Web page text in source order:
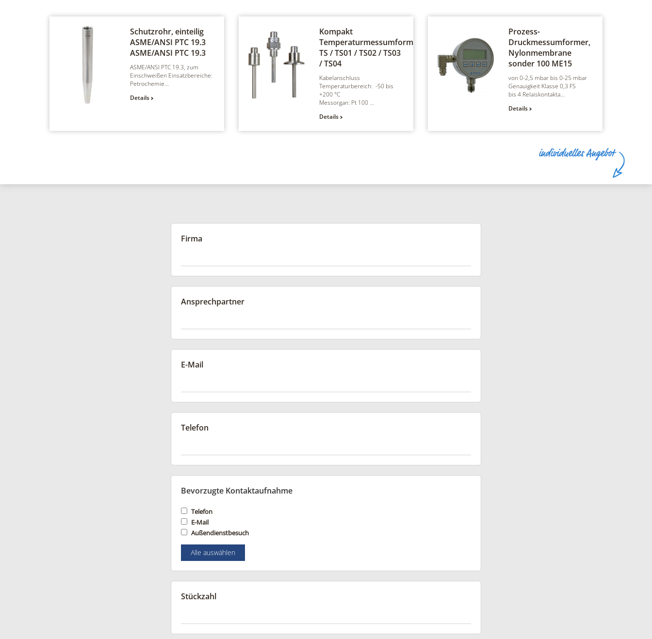
Schutzrohr, einteilig
ASME/ANSI PTC 19.3
ASME/ANSI PTC 19.3
ASME/ANSI PTC 19.3, zum
Einschweißen Einsatzbereiche:
Petrochemie...
Details
Kompakt
Temperaturmessumformer
TS / TS01 / TS02 / TS03
/ TS04
Kabelanschluss
Temperaturbereich: -50 bis
+200 °C
Messorgan: Pt 100 ...
Details
Prozess-
Druckmessumformer,
Nylonmembrane
sonder 100 ME15
von 0-2,5 mbar bis 0-25 mbar
Genauigkeit Klasse 0,3 FS
bis 4 Relaiskontakta...
Details
Firma
Ansprechpartner
E-Mail
Telefon
Bevorzugte Kontaktaufnahme
Telefon
E-Mail
Außendienstbesuch
Alle auswählen
Stückzahl